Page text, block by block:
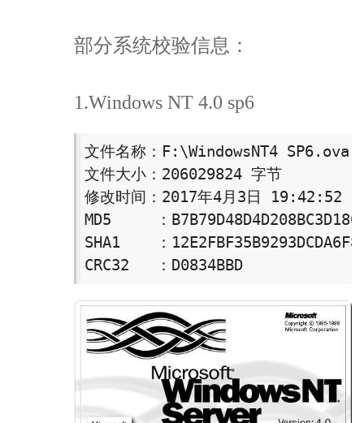
部分系统校验信息：
1.Windows NT 4.0 sp6
文件名称：F:\WindowsNT4 SP6.ova
文件大小：206029824 字节
修改时间：2017年4月3日 19:42:52
MD5     ：
SHA1    ：
CRC32   ：D0834BBD